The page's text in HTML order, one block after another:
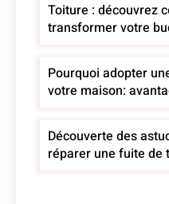
Toiture : découvrez
transformer votre
Pourquoi adopter
votre maison:
Découverte des
réparer une fuite